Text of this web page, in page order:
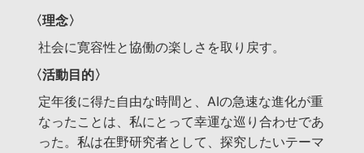
〈理念〉
社会に寛容性と協働の楽しさを取り戻す。
〈活動目的〉
定年後に得た自由な時間と、AIの急速な進化が重
なったことは、私にとって幸運な巡り合わせであ
った。私は在野研究者として、探究したいテーマ